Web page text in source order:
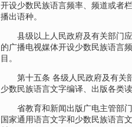
开设少数民族语言频率、频道或者
播出语种。
县级以上人民政府及有关部门应
的广播电视媒体开设少数民族语言
目。
第十五条 各级人民政府及有关
少数民族语言文字编译、出版各类
省教育和新闻出版广电主管部门
国家通用语言文字和少数民族语言